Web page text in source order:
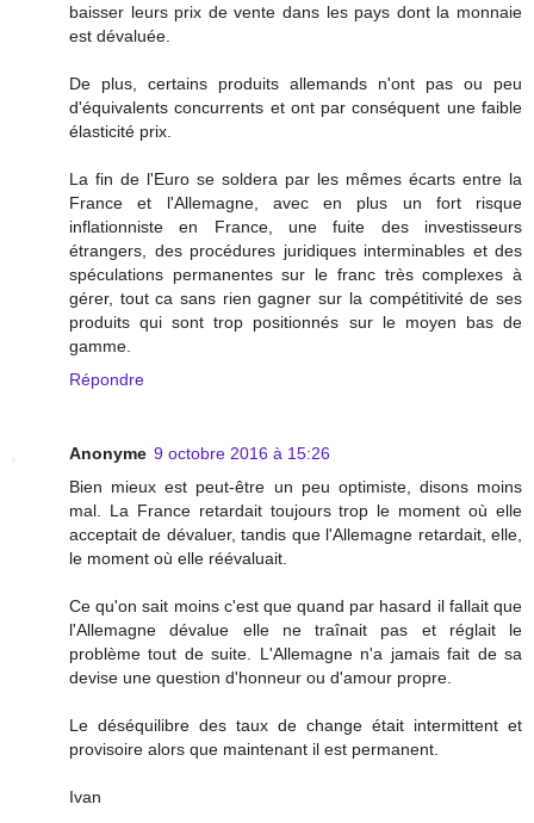
baisser leurs prix de vente dans les pays dont la monnaie
est dévaluée.
De plus, certains produits allemands n'ont pas ou peu
d'équivalents concurrents et ont par conséquent une faible
élasticité prix.
La fin de l'Euro se soldera par les mêmes écarts entre la
France et l'Allemagne, avec en plus un fort risque
inflationniste en France, une fuite des investisseurs
étrangers, des procédures juridiques interminables et des
spéculations permanentes sur le franc très complexes à
gérer, tout ca sans rien gagner sur la compétitivité de ses
produits qui sont trop positionnés sur le moyen bas de
gamme.
Répondre
Anonyme 9 octobre 2016 à 15:26
Bien mieux est peut-être un peu optimiste, disons moins
mal. La France retardait toujours trop le moment où elle
acceptait de dévaluer, tandis que l'Allemagne retardait, elle,
le moment où elle réévaluait.
Ce qu'on sait moins c'est que quand par hasard il fallait que
l'Allemagne dévalue elle ne traînait pas et réglait le
problème tout de suite. L'Allemagne n'a jamais fait de sa
devise une question d'honneur ou d'amour propre.
Le déséquilibre des taux de change était intermittent et
provisoire alors que maintenant il est permanent.
Ivan